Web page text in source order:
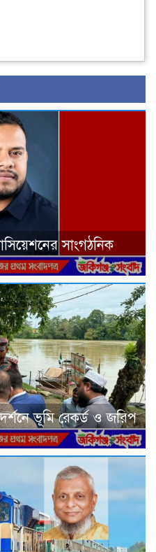
সাংগঠনিক
ভূমি রেকর্ড ও জরিপ